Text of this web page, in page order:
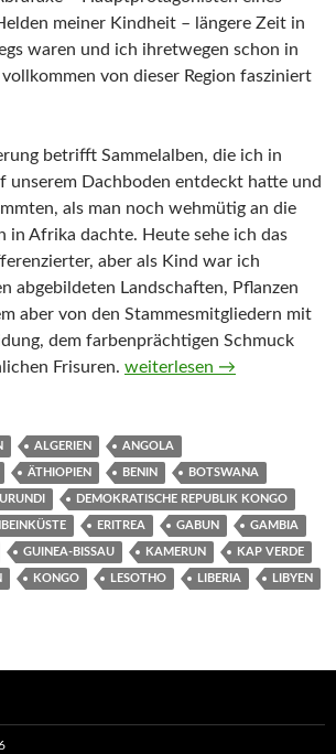
meiner Kindheit – längere Zeit in
waren und ich ihretwegen schon in
von dieser Region fasziniert
betrifft Sammelalben, die ich in
unserem Dachboden entdeckt hatte und
als man noch wehmütig an die
in Afrika dachte. Heute sehe ich das
aber als Kind war ich
abgebildeten Landschaften, Pflanzen
aber von den Stammesmitgliedern mit
dem farbenprächtigen Schmuck
Frisuren. Afrika-Monatsthema
weiterlesen →
ALGERIEN ANGOLA
ÄTHIOPIEN BENIN BOTSWANA
DEMOKRATISCHE REPUBLIK KONGO
ERITREA GABUN GAMBIA
GUINEA-BISSAU KAMERUN KAP VERDE
KONGO LESOTHO LIBERIA LIBYEN